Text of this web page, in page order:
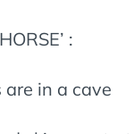
:
are in a cave